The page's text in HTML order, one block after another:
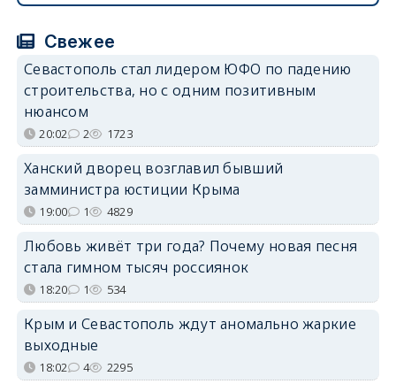
Свежее
Севастополь стал лидером ЮФО по падению
строительства, но с одним позитивным
нюансом
20:02 2 1723
Ханский дворец возглавил бывший
замминистра юстиции Крыма
19:00 1 4829
Любовь живёт три года? Почему новая песня
стала гимном тысяч россиянок
18:20 1 534
Крым и Севастополь ждут аномально жаркие
выходные
18:02 4 2295